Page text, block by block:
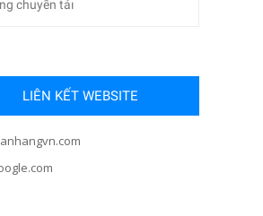
chuyền tảı
LIÊN KẾT WEBSITE